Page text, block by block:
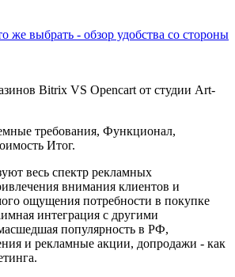
же выбрать - обзор удобства со стороны
Bitrix VS Opencart от студии Art-
требования, Функционал,
Итог.
весь спектр рекламных
внимания клиентов и
ощущения потребности в покупке
интеграция с другими
популярность в РФ,
и рекламные акции, допродажи - как